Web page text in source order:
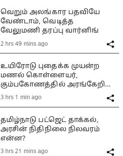
வெறும் அலங்கார பதவியே
வேண்டாம், வெடித்த
வேலுமணி தரப்பு வார்னிங்
2 hrs 49 mins ago
உயிரோடு புதைக்க முயன்ற
மணல் கொள்ளையர்,
கும்பகோணத்தில் அரங்கேறிய
பயங்கரம்
3 hrs 1 min ago
தமிழ்நாடு பட்ஜெட் தாக்கல்,
அரசின் நிதிநிலை நிலவரம்
என்ன?
3 hrs 21 mins ago